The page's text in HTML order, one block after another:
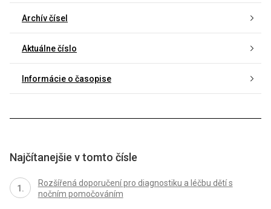
Archív čísel
Aktuálne číslo
Informácie o časopise
Najčítanejšie v tomto čísle
Rozšířená doporučení pro diagnostiku a léčbu dětí s
nočním pomočováním